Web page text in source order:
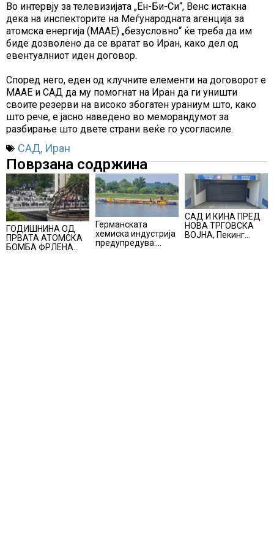
Во интервју за телевизијата „Ен-Би-Си“, Венс истакна
дека на инспекторите на Меѓународната агенција за
атомска енергија (МААЕ) „безусловно“ ќе треба да им
биде дозволено да се вратат во Иран, како дел од
евентуалниот иден договор.
Според него, еден од клучните елементи на договорот е
МААЕ и САД да му помогнат на Иран да ги уништи
своите резерви на високо збогатен ураниум што, како
што рече, е јасно наведено во меморандумот за
разбирање што двете страни веќе го усогласиле.
САД, Иран
Поврзана содржина
ГОДИШНИНА ОД
ПРВАТА АТОМСКА
БОМБА ФРЛЕНА
Германската
хемиска индустрија
предупредува:
САД И КИНА ПРЕД
НОВА ТРГОВСКА
ВОЈНА, Пекинг